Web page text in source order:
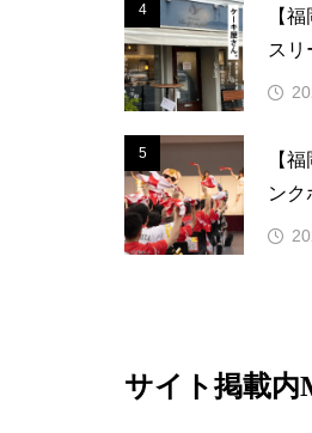
4
【
スリ
の美
5
【
ンク
とう
サイト掲載内